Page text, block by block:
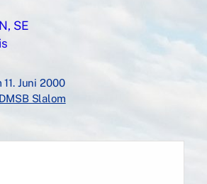
SE
11. Juni 2000
DMSB Slalom